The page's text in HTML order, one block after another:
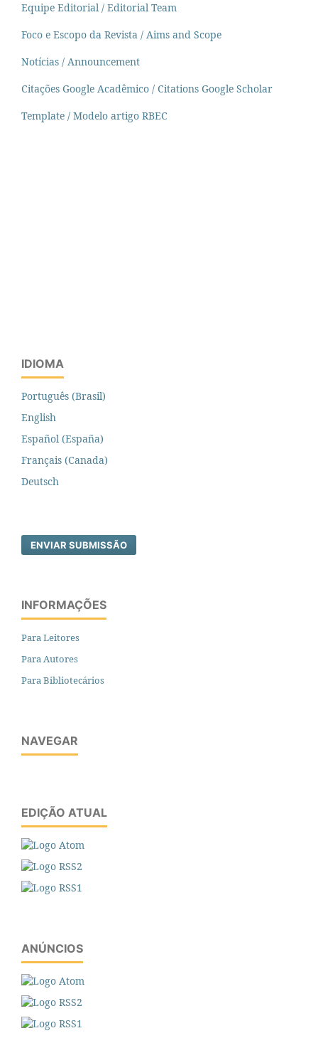
Equipe Editorial / Editorial Team
Foco e Escopo da Revista / Aims and Scope
Notícias / Announcement
Citações Google Acadêmico / Citations Google Scholar
Template / Modelo artigo RBEC
IDIOMA
Português (Brasil)
English
Español (España)
Français (Canada)
Deutsch
ENVIAR SUBMISSÃO
INFORMAÇÕES
Para Leitores
Para Autores
Para Bibliotecários
NAVEGAR
EDIÇÃO ATUAL
ANÚNCIOS